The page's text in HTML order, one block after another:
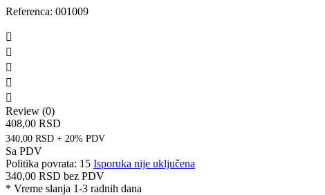
Referenca: 001009





Review (0)
408,00 RSD
340,00 RSD + 20% PDV
Sa PDV
Politika povrata: 15 Isporuka nije uključena
340,00 RSD bez PDV
* Vreme slanja 1-3 radnih dana